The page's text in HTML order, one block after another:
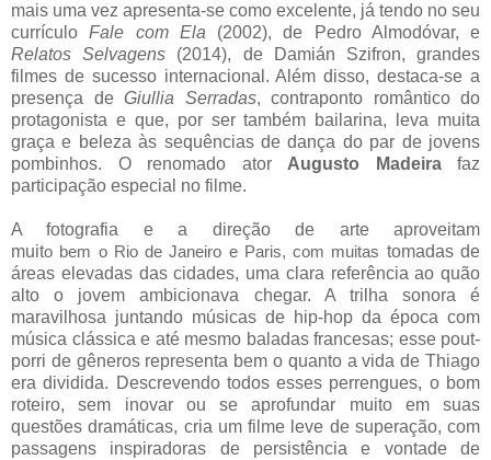
mais uma vez apresenta-se como excelente, já tendo no seu
currículoFale com Ela(2002), de Pedro Almodóvar, e
Relatos Selvagens (2014), de Damián Szifron, grandes
filmes de sucesso internacional. Além disso, destaca-se a
presença de Giullia Serradas, contraponto romântico do
protagonista e que, por ser também bailarina, leva muita
graça e beleza às sequências de dança do par de jovens
pombinhos. O renomado ator Augusto Madeirafaz
participação especial no filme.
A fotografia e a direção de arte aproveitam
muito bem o Rio de Janeiro e Paris, com muitas tomadas de
áreas elevadas das cidades, uma clara referência ao quão
alto o jovem ambicionava chegar. A trilha sonora é
maravilhosa juntando músicas de hip-hop da época com
música clássica e até mesmo baladas francesas; esse pout-
porri de gêneros representa bem o quanto a vida de Thiago
era dividida. Descrevendo todos esses perrengues, o bom
roteiro, sem inovar ou se aprofundar muito em suas
questões dramáticas, cria um filme leve de superação, com
passagens inspiradoras de persistência e vontade de